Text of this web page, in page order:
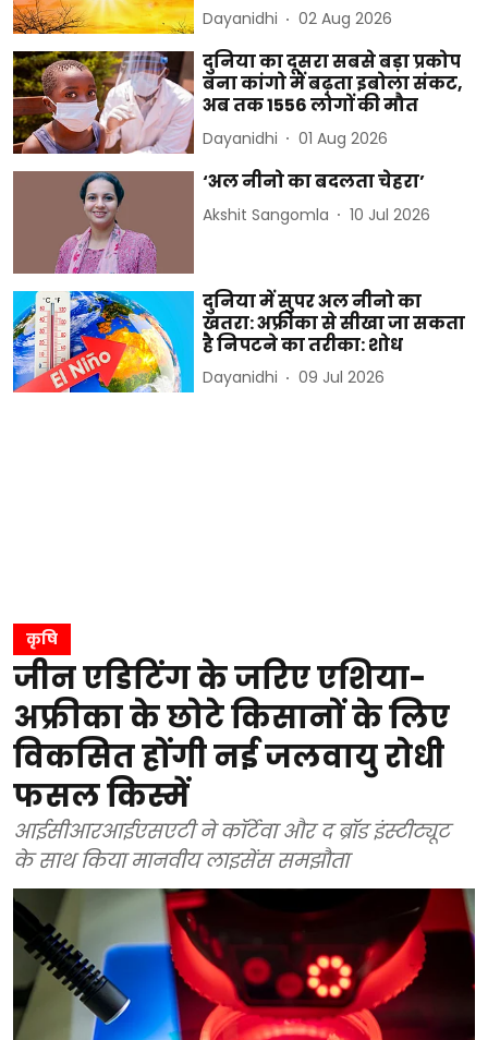
Dayanidhi 02 Aug 2026
दुनिया का दूसरा सबसे बड़ा प्रकोप
बना कांगो में बढ़ता इबोला संकट,
अब तक 1556 लोगों की मौत
Dayanidhi 01 Aug 2026
‘अल नीनो का बदलता चेहरा’
Akshit Sangomla 10 Jul 2026
दुनिया में सुपर अल नीनो का
खतरा: अफ्रीका से सीखा जा सकता
है निपटने का तरीका: शोध
Dayanidhi 09 Jul 2026
कृषि
जीन एडिटिंग के जरिए एशिया-
अफ्रीका के छोटे किसानों के लिए
विकसित होंगी नई जलवायु रोधी
फसल किस्में
आईसीआरआईएसएटी ने कॉर्टेवा और द ब्रॉड इंस्टीट्यूट
के साथ किया मानवीय लाइसेंस समझौता